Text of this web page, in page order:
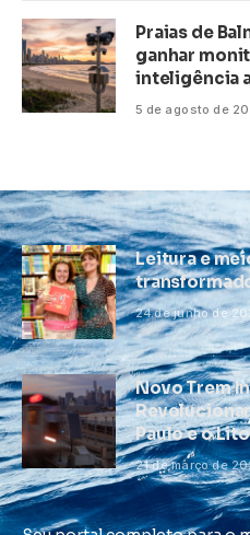
Praias de
ganhar
inteligência
5 de agosto de
Leitura e
24 de junho de
Novo Trem
Paulo e o
21 de março de